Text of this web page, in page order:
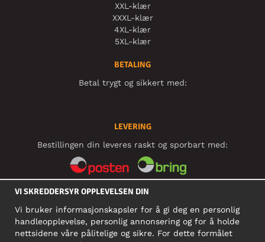
XXL-klær
XXXL-klær
4XL-klær
5XL-klær
BETALING
Betal trygt og sikkert med:
LEVERING
Bestillingen din leveres raskt og sporbart med:
SOSIALE MEDIER
VI SKREDDERSYR OPPLEVELSEN DIN
Vi bruker informasjonskapsler for å gi deg en personlig
handleopplevelse, personlig annonsering og for å holde
nettsidene våre pålitelige og sikre. For dette formålet